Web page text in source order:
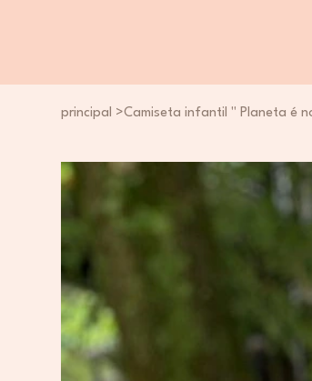
principal >Camiseta infantil " Planeta é